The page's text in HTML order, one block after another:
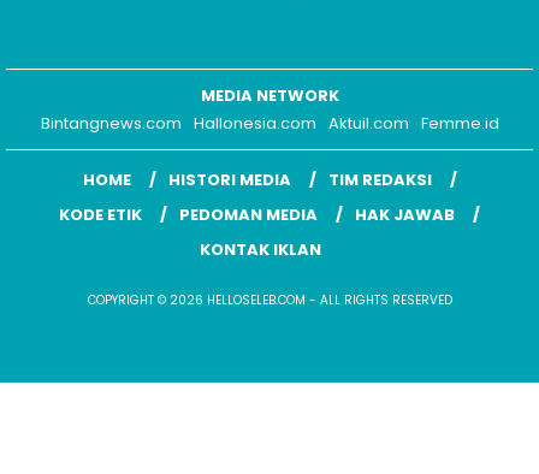
MEDIA NETWORK
Bintangnews.com Hallonesia.com Aktuil.com Femme.id
HOME HISTORI MEDIA
TIM REDAKSI
KODE ETIK
PEDOMAN MEDIA
HAK JAWAB
KONTAK IKLAN
COPYRIGHT © 2026 HELLOSELEB.COM - ALL RIGHTS RESERVED